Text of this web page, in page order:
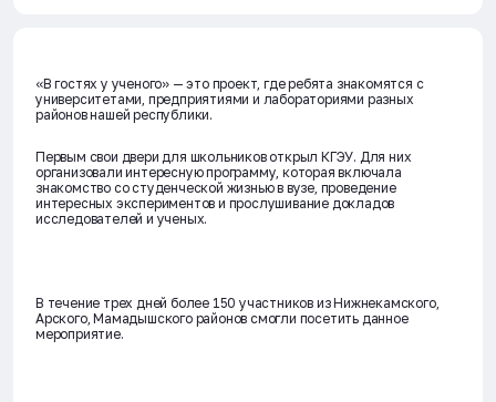
«В гостях у ученого» — это проект, где ребята знакомятся с
университетами, предприятиями и лабораториями разных
районов нашей республики.
Первым свои двери для школьников открыл КГЭУ. Для них
организовали интересную программу, которая включала
знакомство со студенческой жизнью в вузе, проведение
интересных экспериментов и прослушивание докладов
исследователей и ученых.
В течение трех дней более 150 участников из Нижнекамского,
Арского, Мамадышского районов смогли посетить данное
мероприятие.